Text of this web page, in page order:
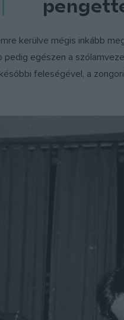
kerülve mégis inkább
pedig egészen a
feleségével, a